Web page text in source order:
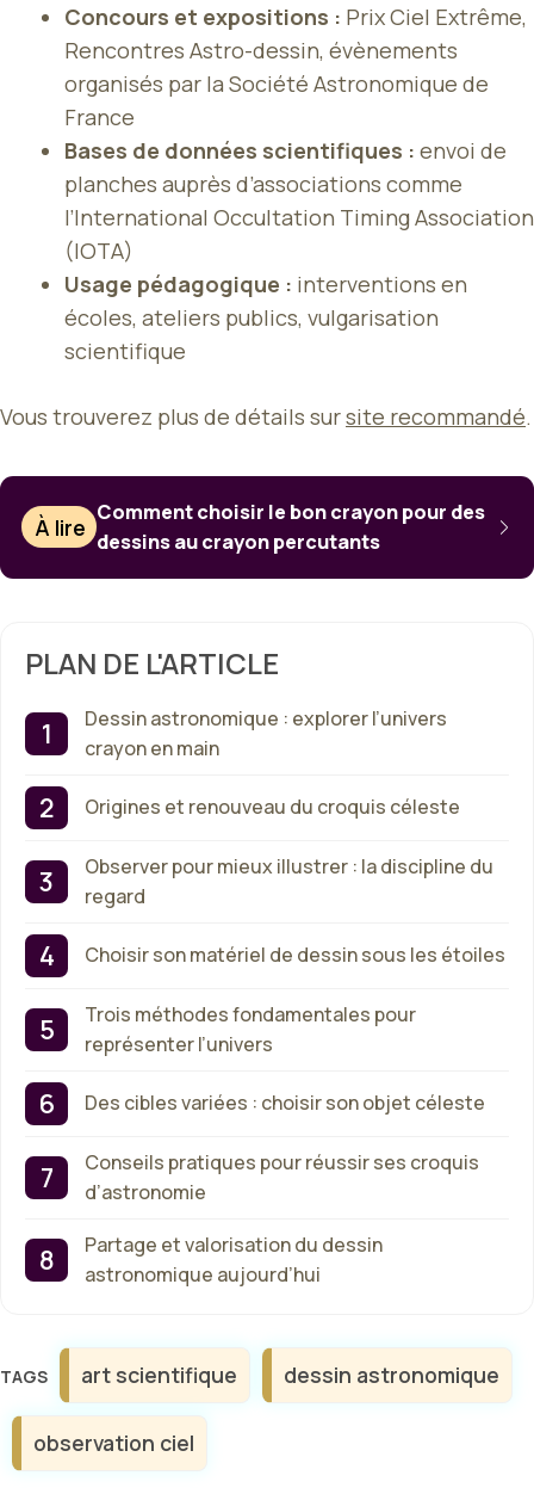
Concours et expositions : Prix Ciel Extrême,
Rencontres Astro-dessin, évènements
organisés par la Société Astronomique de
France
Bases de données scientifiques : envoi de
planches auprès d’associations comme
l’International Occultation Timing Association
(IOTA)
Usage pédagogique : interventions en
écoles, ateliers publics, vulgarisation
scientifique
Vous trouverez plus de détails sursite recommandé.
À lire
Comment choisir le bon crayon pour des
dessins au crayon percutants
PLAN DE L'ARTICLE
Dessin astronomique : explorer l’univers
crayon en main
Origines et renouveau du croquis céleste
Observer pour mieux illustrer : la discipline du
regard
Choisir son matériel de dessin sous les étoiles
Trois méthodes fondamentales pour
représenter l’univers
Des cibles variées : choisir son objet céleste
Conseils pratiques pour réussir ses croquis
d’astronomie
Partage et valorisation du dessin
astronomique aujourd’hui
Étiquettes
art scientifique dessin astronomique
observation ciel